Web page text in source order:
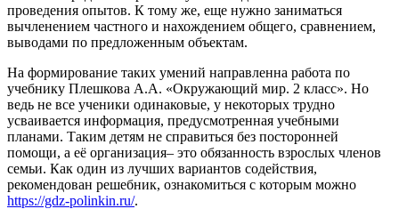
проведения опытов. К тому же, еще нужно заниматься
вычленением частного и нахождением общего, сравнением,
выводами по предложенным объектам.
На формирование таких умений направленна работа по
учебнику Плешкова А.А. «Окружающий мир. 2 класс». Но
ведь не все ученики одинаковые, у некоторых трудно
усваивается информация, предусмотренная учебными
планами. Таким детям не справиться без посторонней
помощи, а её организация– это обязанность взрослых членов
семьи. Как один из лучших вариантов содействия,
рекомендован решебник, ознакомиться с которым можно
https://gdz-polinkin.ru/.